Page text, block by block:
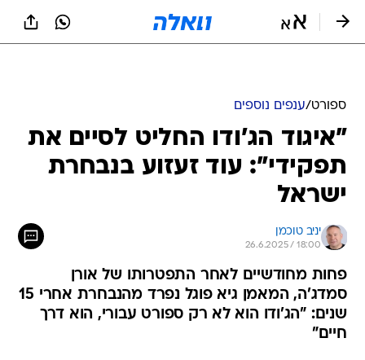
"איגוד הג'ודו החליט לסיים את
תפקידי": עוד זעזוע בנבחרת
ישראל
יניב טוכמן
26.6.2025 / 18:00
פחות מחודשיים לאחר התפטרותו של אורן
סמדג'ה, המאמן גיא פוגל נפרד מהנבחרת אחרי 15
שנים: "הג'ודו הוא לא רק ספורט עבורי, הוא דרך
חיים"